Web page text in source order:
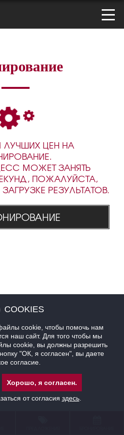
ЦЕН НА
МОЖЕТ ЗАНЯТЬ
ПОЖАЛУЙСТА,
РЕЗУЛЬТАТОВ.
COOKIES
cookie, чтобы помочь нам
наш сайт. Для того чтобы мы
cookie, вы должны разрешить
"ОК, я согласен", вы даете
согласие.
Хорошо, я согласен.
от согласия здесь.